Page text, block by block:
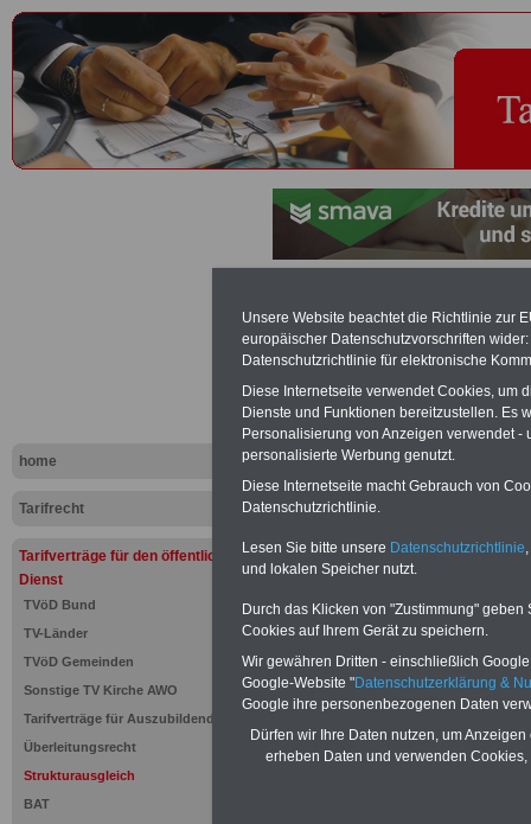
home
Tarifrecht
Tarifverträge für den öffentlichen
Dienst
TVöD Bund
TV-Länder
TVöD Gemeinden
Sonstige TV Kirche AWO
Tarifverträge für Auszubildende
Überleitungsrecht
Strukturausgleich
BAT
Strukturausgleich beim
Dienst
PDF-SERVICE
Für nur 15 Euro (inkl. MwSt.)
können Sie mehr als zehn
und Beamte sowie
zum Tarifrecht für den
das mindestens einmal im
Komfort: Sie können aus
direkt zur weiterführenden
mehrere OnlineBücher bzw.
Beamtinnen und Beamte mit
und Ländern,
Nebentätig-keitsrecht für
wir ausgewählte Links, z.B.
Teilzeitantrag usw.>>>hier
Unsere Website beachtet die Richtlinie zur
europäischer Datenschutzvorschriften
Datenschutzrichtlinie für elektronische
Diese Internetseite verwendet Cookies, um
Dienste und Funktionen bereitzustellen. Es
Personalisierung von Anzeigen verwendet
personalisierte Werbung genutzt.
Diese Internetseite macht Gebrauch von
Datenschutzrichtlinie.
Lesen Sie bitte unsere Datenschutzrichtlinie
und lokalen Speicher nutzt.
Durch das Klicken von "Zustimmung"
Cookies auf Ihrem Gerät zu speichern.
Wir gewähren Dritten - einschließlich
Google-Website "Datenschutzerklärung &
Google ihre personenbezogenen Daten
Dürfen wir Ihre Daten nutzen, um
erheben Daten und verwenden